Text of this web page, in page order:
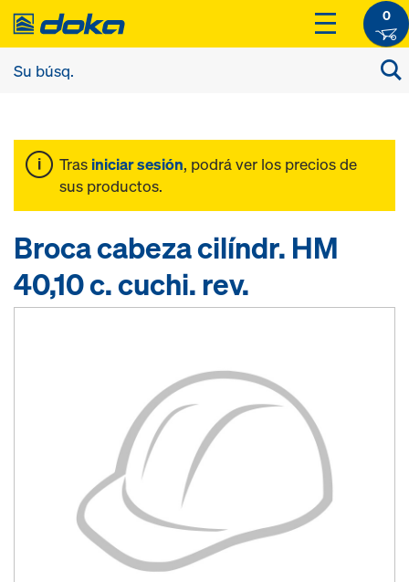
0
Tras iniciar sesión, podrá ver los precios de
sus productos.
Broca cabeza cilíndr. HM
40,10 c. cuchi. rev.